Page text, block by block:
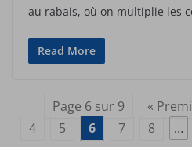
au rabais, où on multiplie les
Read More
Page 6 sur 9 «
4
5 6 7 8 …